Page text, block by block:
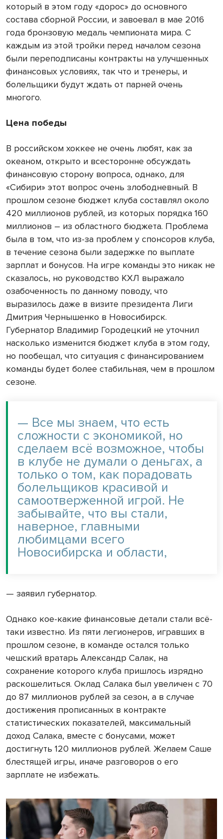
который в этом году «дорос» до основного
состава сборной России, и завоевал в мае 2016
года бронзовую медаль чемпионата мира. С
каждым из этой тройки перед началом сезона
были переподписаны контракты на улучшенных
финансовых условиях, так что и тренеры, и
болельщики будут ждать от парней очень
многого.
Цена победы
В российском хоккее не очень любят, как за
океаном, открыто и всесторонне обсуждать
финансовую сторону вопроса, однако, для
«Сибири» этот вопрос очень злободневный. В
прошлом сезоне бюджет клуба составлял около
420 миллионов рублей, из которых порядка 160
миллионов – из областного бюджета. Проблема
была в том, что из-за проблем у спонсоров клуба,
в течение сезона были задержке по выплате
зарплат и бонусов. На игре команды это никак не
сказалось, но руководство КХЛ выражало
озабоченность по данному поводу, что
выразилось даже в визите президента Лиги
Дмитрия Чернышенко в Новосибирск.
Губернатор Владимир Городецкий не уточнил
насколько изменится бюджет клуба в этом году,
но пообещал, что ситуация с финансированием
команды будет более стабильная, чем в прошлом
сезоне.
— Все мы знаем, что есть
сложности с экономикой, но
сделаем всё возможное, чтобы
в клубе не думали о деньгах, а
только о том, как порадовать
болельщиков красивой и
самоотверженной игрой. Не
забывайте, что вы стали,
наверное, главными
любимцами всего
Новосибирска и области,
— заявил губернатор.
Однако кое-какие финансовые детали стали всё-
таки известно. Из пяти легионеров, игравших в
прошлом сезоне, в команде остался только
чешский вратарь Александр Салак, на
сохранение которого клуба пришлось изрядно
раскошелиться. Оклад Салака был увеличен с 70
до 87 миллионов рублей за сезон, а в случае
достижения прописанных в контракте
статистических показателей, максимальный
доход Салака, вместе с бонусами, может
достигнуть 120 миллионов рублей. Желаем Саше
блестящей игры, иначе разговоров о его
зарплате не избежать.